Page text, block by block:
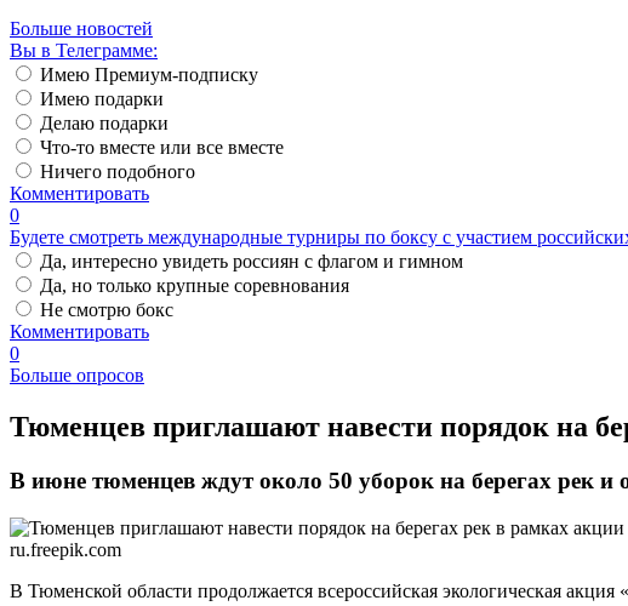
Больше новостей
Вы в Телеграмме:
Имею Премиум-подписку
Имею подарки
Делаю подарки
Что-то вместе или все вместе
Ничего подобного
Комментировать
0
Будете смотреть международные турниры по боксу с участием
Да, интересно увидеть россиян с флагом и гимном
Да, но только крупные соревнования
Не смотрю бокс
Комментировать
0
Больше опросов
​Тюменцев приглашают навести порядок на
В июне тюменцев ждут около 50 уборок на берегах рек и
ru.freepik.com
В Тюменской области продолжается всероссийская экологическая